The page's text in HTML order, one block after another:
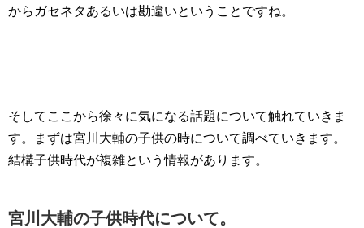
からガセネタあるいは勘違いということですね。
そしてここから徐々に気になる話題について触れていきま
す。まずは宮川大輔の子供の時について調べていきます。
結構子供時代が複雑という情報があります。
宮川大輔の子供時代について。